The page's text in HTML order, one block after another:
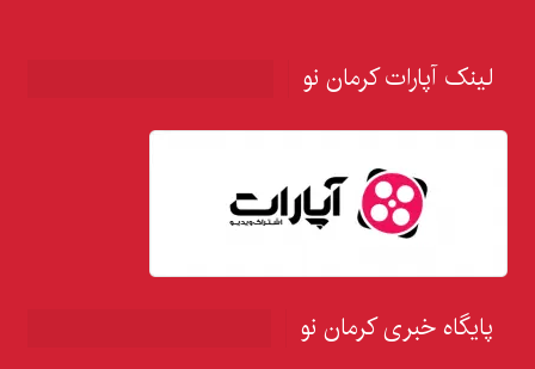
لینک آپارات کرمان نو
پایگاه خبری کرمان نو